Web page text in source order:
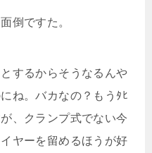
倒ですた。
するからそうなるんや
ね。バカなの？もうﾀﾋ
、クランプ式でない今
ヤーを留めるほうが好